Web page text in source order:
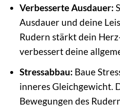
Verbesserte Ausdauer:
Ausdauer und deine
Rudern stärkt dein
verbessert deine
Stressabbau: Baue
inneres Gleichgewicht.
Bewegungen des